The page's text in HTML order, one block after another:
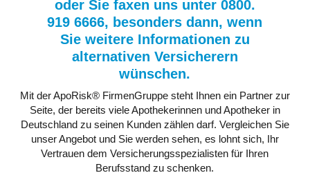
oder Sie faxen uns unter 0800.
919 6666, besonders dann, wenn
Sie weitere Informationen zu
alternativen Versicherern
wünschen.
Mit der ApoRisk® FirmenGruppe steht Ihnen ein Partner zur
Seite, der bereits viele Apothekerinnen und Apotheker in
Deutschland zu seinen Kunden zählen darf. Vergleichen Sie
unser Angebot und Sie werden sehen, es lohnt sich, Ihr
Vertrauen dem Versicherungsspezialisten für Ihren
Berufsstand zu schenken.